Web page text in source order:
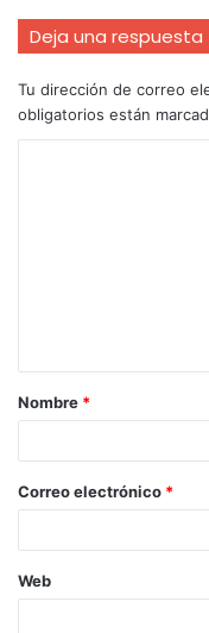
Deja una respuesta
Tu dirección de correo
obligatorios están
Nombre *
Correo electrónico *
Web